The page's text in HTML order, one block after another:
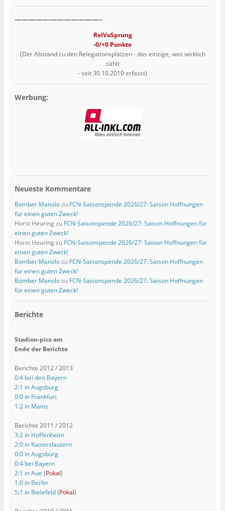
————————————–
RelVoSprung
-0/+0 Punkte
(Der Abstand zu den Relegationsplätzen - das einzige, was wirklich
zählt
- seit 30.10.2010 erfasst)
Werbung:
Neueste Kommentare
Bomber Manolozu FCN-Saisonspende 2026/27: Saison Hoffnungen
für einen guten Zweck!
Horst Heuring zu FCN-Saisonspende 2026/27: Saison Hoffnungen für
einen guten Zweck!
Horst Heuring zu FCN-Saisonspende 2026/27: Saison Hoffnungen für
einen guten Zweck!
Bomber Manolozu FCN-Saisonspende 2026/27: Saison Hoffnungen
für einen guten Zweck!
Bomber Manolozu FCN-Saisonspende 2026/27: Saison Hoffnungen
für einen guten Zweck!
Berichte
Stadion-pics am
Ende der Berichte
Berichte 2012 / 2013
0:4 bei den Bayern
2:1 in Augsburg
0:0 in Frankfurt
1:2 in Mainz
Berichte 2011 / 2012
3:2 in Hoffenheim
2:0 in Kaiserslautern
0:0 in Augsburg
0:4 bei Bayern
2:1 in Aue (Pokal)
1:0 in Berlin
5:1 in Bielefeld (Pokal)